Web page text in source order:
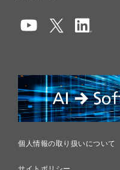
コンプライアンス
リスクマネジメント
税務に対する取り組み
採用情報
個人情報の取り扱いについて